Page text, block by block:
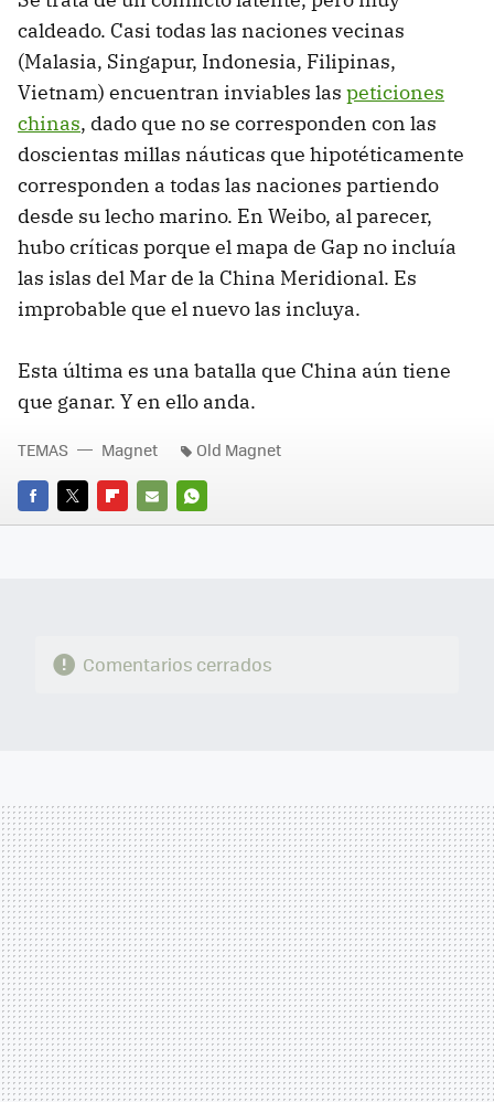
caldeado. Casi todas las naciones vecinas
(Malasia, Singapur, Indonesia, Filipinas,
Vietnam) encuentran inviables las peticiones
chinas, dado que no se corresponden con las
doscientas millas náuticas que hipotéticamente
corresponden a todas las naciones partiendo
desde su lecho marino. En Weibo, al parecer,
hubo críticas porque el mapa de Gap no incluía
las islas del Mar de la China Meridional. Es
improbable que el nuevo las incluya.
Esta última es una batalla que China aún tiene
que ganar. Y en ello anda.
FACEBOOK
TWITTERFLIPBOARD
E-
WHATSAPP
TEMAS Magnet Old Magnet
Comentarios cerrados